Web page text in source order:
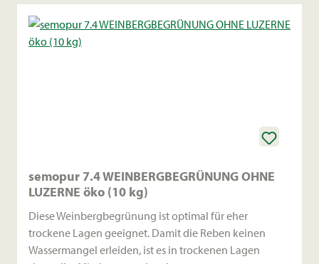
semopur 7.4 WEINBERGBEGRÜNUNG OHNE
LUZERNE öko (10 kg)
Diese Weinbergbegrünung ist optimal für eher
trockene Lagen geeignet. Damit die Reben keinen
Wassermangel erleiden, ist es in trockenen Lagen